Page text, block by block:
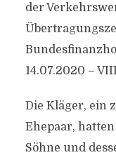
der
14.07.2020 –
Die Kläger, ein
Ehepaar,
Söhne und